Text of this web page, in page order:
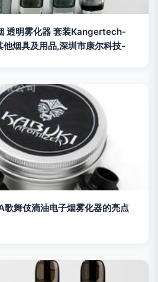
透明雾化器 套装Kangertech-
他烟具及用品,深圳市康尔科技-
舞伎滴油电子烟雾化器的亮点